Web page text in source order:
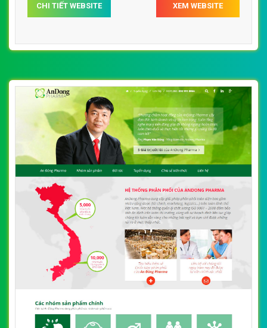
CHI TIẾT WEBSITE XEM WEBSITE